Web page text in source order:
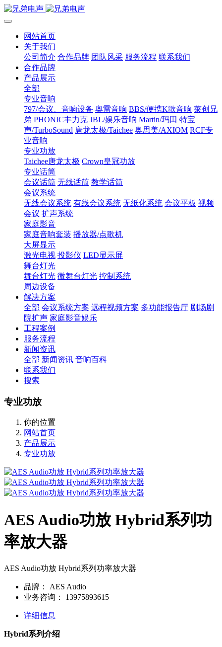
网站首页
关于我们
公司简介 合作品牌 团队风采 服务流程 联系我们
合作品牌
产品展示
全部
专业音响
797/会议、音响设备 奥雷音响 BBS/便携K歌音响 莱创兄
弟 PHONIC丰力克 JBL/娱乐音响 Martin/玛田 特宝
声/TurboSound 唐龙太极/Taichee 奥思美/AXIOM RCF专
业音响
专业功放
Taichee唐龙太极 Crown皇冠功放
专业话筒
会议话筒 无线话筒 教学话筒
会议系统
无线会议系统 有线会议系统 无纸化系统 会议平板 视频
会议 扩声系统
家庭影音
家庭音响套装 播放器/点歌机
大屏显示
激光电视 投影仪 LED显示屏
舞台灯光
舞台灯光 微舞台灯光 控制系统
周边设备
解决方案
全部 会议系统方案 远程视频方案 多功能报告厅 剧场剧
院扩声 家庭影音娱乐
工程案例
服务流程
新闻资讯
全部 新闻资讯 音响百科
联系我们
搜索
专业功放
你的位置
网站首页
产品展示
专业功放
AES Audio功放 Hybrid系列功
率放大器
AES Audio功放 Hybrid系列功率放大器
品牌：
AES Audio
业务咨询：
13975893615
详细信息
Hybrid系列介绍